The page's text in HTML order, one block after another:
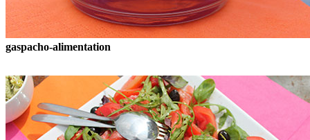
gaspacho-alimentation